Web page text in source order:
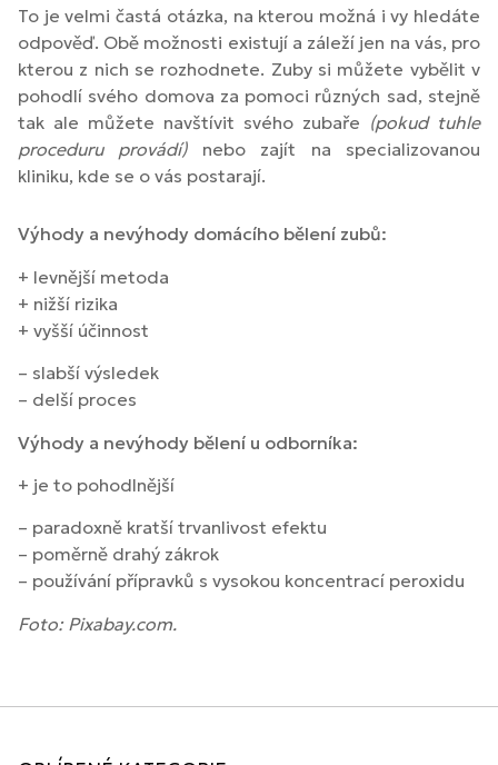
To je velmi častá otázka, na kterou možná i vy hledáte
odpověď. Obě možnosti existují a záleží jen na vás, pro
kterou z nich se rozhodnete. Zuby si můžete vybělit v
pohodlí svého domova za pomoci různých sad, stejně
tak ale můžete navštívit svého zubaře (pokud tuhle
proceduru provádí)nebo zajít na specializovanou
kliniku, kde se o vás postarají.
Výhody a nevýhody domácího bělení zubů:
+ levnější metoda
+ nižší rizika
+ vyšší účinnost
– slabší výsledek
– delší proces
Výhody a nevýhody bělení u odborníka:
+ je to pohodlnější
– paradoxně kratší trvanlivost efektu
– poměrně drahý zákrok
– používání přípravků s vysokou koncentrací peroxidu
Foto: Pixabay.com.